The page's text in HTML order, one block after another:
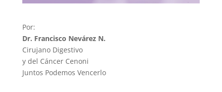
Por:
Dr. Francisco Nevárez N.
Cirujano Digestivo
y del Cáncer Cenoni
Juntos Podemos Vencerlo